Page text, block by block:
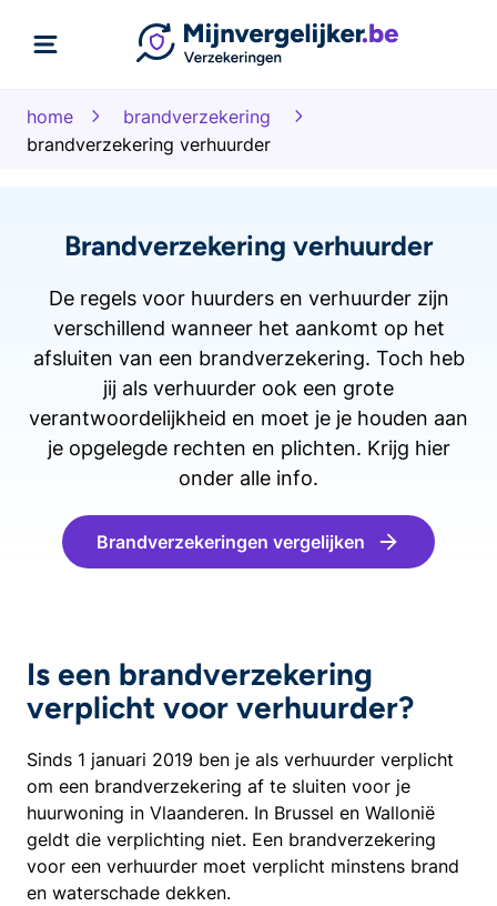
home
brandverzekering
brandverzekering verhuurder
Brandverzekering verhuurder
De regels voor huurders en verhuurder zijn
verschillend wanneer het aankomt op het
afsluiten van een brandverzekering. Toch heb
jij als verhuurder ook een grote
verantwoordelijkheid en moet je je houden aan
je opgelegde rechten en plichten. Krijg hier
onder alle info.
Brandverzekeringen vergelijken
Is een brandverzekering
verplicht voor verhuurder?
Sinds 1 januari 2019 ben je als verhuurder verplicht
om een brandverzekering af te sluiten voor je
huurwoning in Vlaanderen. In Brussel en Wallonië
geldt die verplichting niet. Een brandverzekering
voor een verhuurder moet verplicht minstens brand
en waterschade dekken.